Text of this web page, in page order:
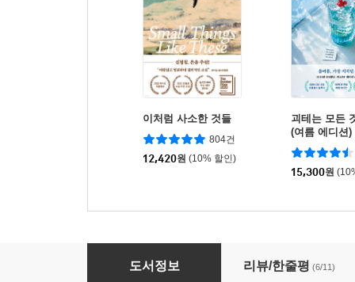
이처럼 사소한 것들
804건
12,420원 (10% 할인)
괴테는 모든
(여름 에디션)
15,300원
호아킨 소로야 인생의 그림
도서정보 리뷰/한줄평 (6/11)